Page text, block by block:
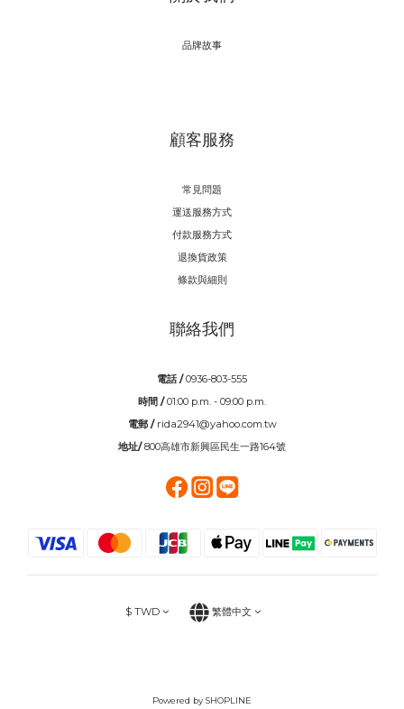
品牌故事
顧客服務
常見問題
運送服務方式
付款服務方式
退換貨政策
條款與細則
聯絡我們
電話 /0936-803-555
時間 /01:00 p.m. - 09:00 p.m.
電郵 / rida2941@yahoo.com.tw
地址/800高雄市新興區民生一路164號
$ TWD 繁體中文
Powered by SHOPLINE